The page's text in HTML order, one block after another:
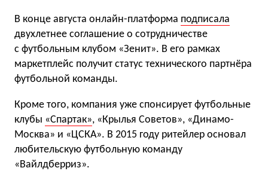
В конце августа онлайн-платформа подписала
двухлетнее соглашение о сотрудничестве
с футбольным клубом «Зенит». В его рамках
маркетплейс получит статус технического партнёра
футбольной команды.
Кроме того, компания уже спонсирует футбольные
клубы «Спартак», «Крылья Советов», «Динамо-
Москва» и «ЦСКА». В 2015 году ритейлер основал
любительскую футбольную команду
«Вайлдберриз».